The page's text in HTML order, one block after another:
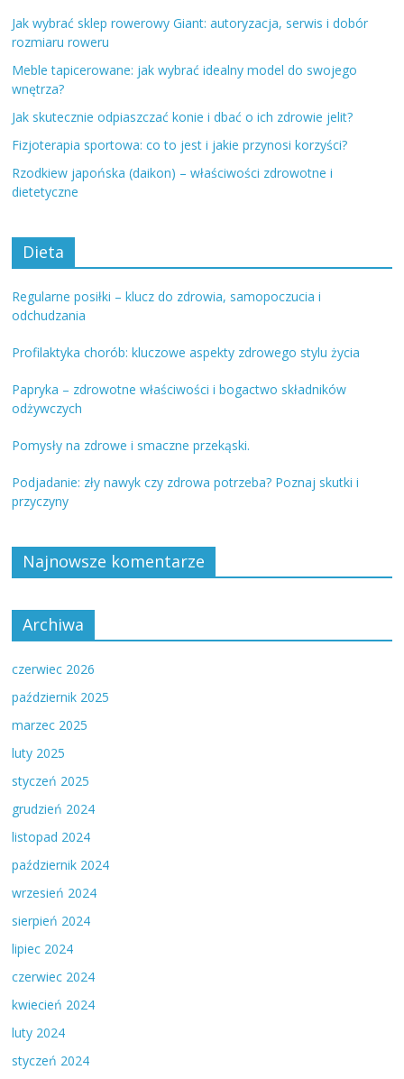
Jak wybrać sklep rowerowy Giant: autoryzacja, serwis i dobór
rozmiaru roweru
Meble tapicerowane: jak wybrać idealny model do swojego
wnętrza?
Jak skutecznie odpiaszczać konie i dbać o ich zdrowie jelit?
Fizjoterapia sportowa: co to jest i jakie przynosi korzyści?
Rzodkiew japońska (daikon) – właściwości zdrowotne i
dietetyczne
Dieta
Regularne posiłki – klucz do zdrowia, samopoczucia i
odchudzania
Profilaktyka chorób: kluczowe aspekty zdrowego stylu życia
Papryka – zdrowotne właściwości i bogactwo składników
odżywczych
Pomysły na zdrowe i smaczne przekąski.
Podjadanie: zły nawyk czy zdrowa potrzeba? Poznaj skutki i
przyczyny
Najnowsze komentarze
Archiwa
czerwiec 2026
październik 2025
marzec 2025
luty 2025
styczeń 2025
grudzień 2024
listopad 2024
październik 2024
wrzesień 2024
sierpień 2024
lipiec 2024
czerwiec 2024
kwiecień 2024
luty 2024
styczeń 2024